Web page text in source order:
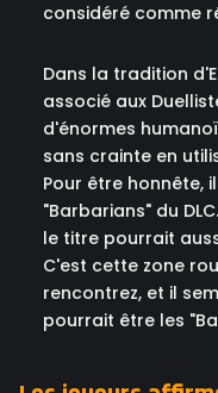
considéré comme
Dans la tradition
associé aux
d'énormes
sans crainte en
Pour être honnête,
"Barbarians" du
le titre pourrait
C'est cette zone
rencontrez, et il
pourrait être les